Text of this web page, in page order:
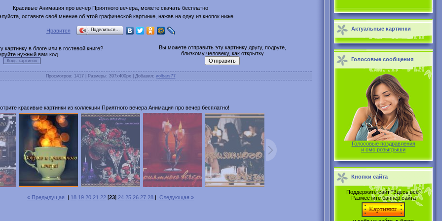
Красивые Анимация про вечер Приятного вечера, можете скачать бесплатно
оставьте своё мнение об этой графической картинке, нажав на одну из кнопок ниже
Нравится Поделиться…
картинку в блоге или в гостевой книге?
нужный вам код
Вы можете отправить эту картинку другу, подруге,
близкому человеку, как открытку
Просмотров: 1417 | Размеры: 397x400px | Добавил: yolbars77
красивые картинки из коллекции Приятного вечера Анимация про вечер бесплатно!
« Предыдущая | 18 19 20 21 22 [23] 24 25 26 27 28 | Следующая »
Актуальные картинки
Голосовые сообщения
Голосовые поздравления
и смс розыгрыши
Кнопки сайта
Поддержите сайт "Здесь всё"
Разместите баннер сайта